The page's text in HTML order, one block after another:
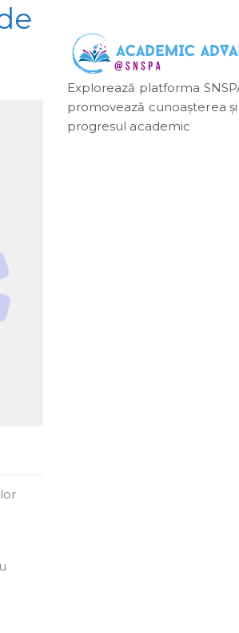
Explorează platforma
promovează cunoașterea și
progresul academic